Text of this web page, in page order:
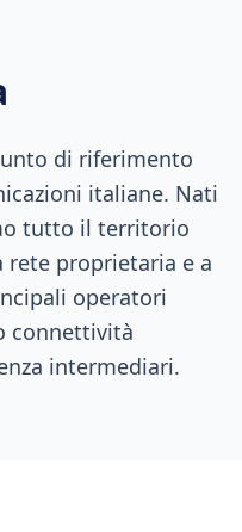
di riferimento
italiane. Nati
tutto il territorio
rete proprietaria e a
operatori
connettività
intermediari.